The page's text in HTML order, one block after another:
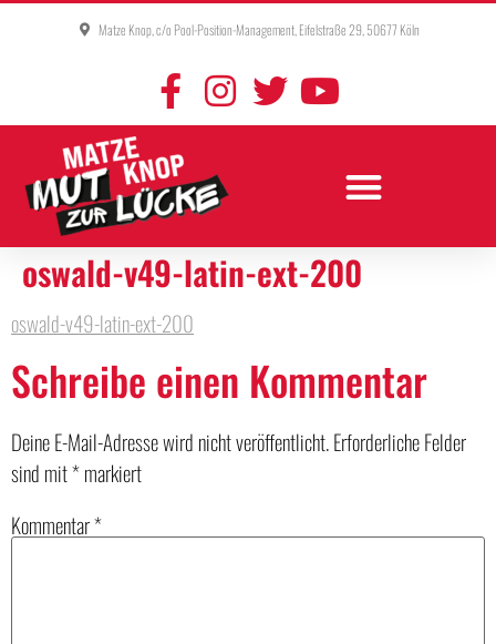
Matze Knop, c/o Pool-Position-Management, Eifelstraße 29, 50677 Köln
oswald-v49-latin-ext-200
oswald-v49-latin-ext-200
Schreibe einen Kommentar
Deine E-Mail-Adresse wird nicht veröffentlicht.Erforderliche Felder
sind mit*markiert
Kommentar*